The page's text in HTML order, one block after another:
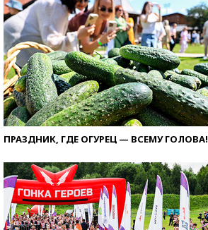
ПРАЗДНИК, ГДЕ ОГУРЕЦ — ВСЕМУ ГОЛОВА!